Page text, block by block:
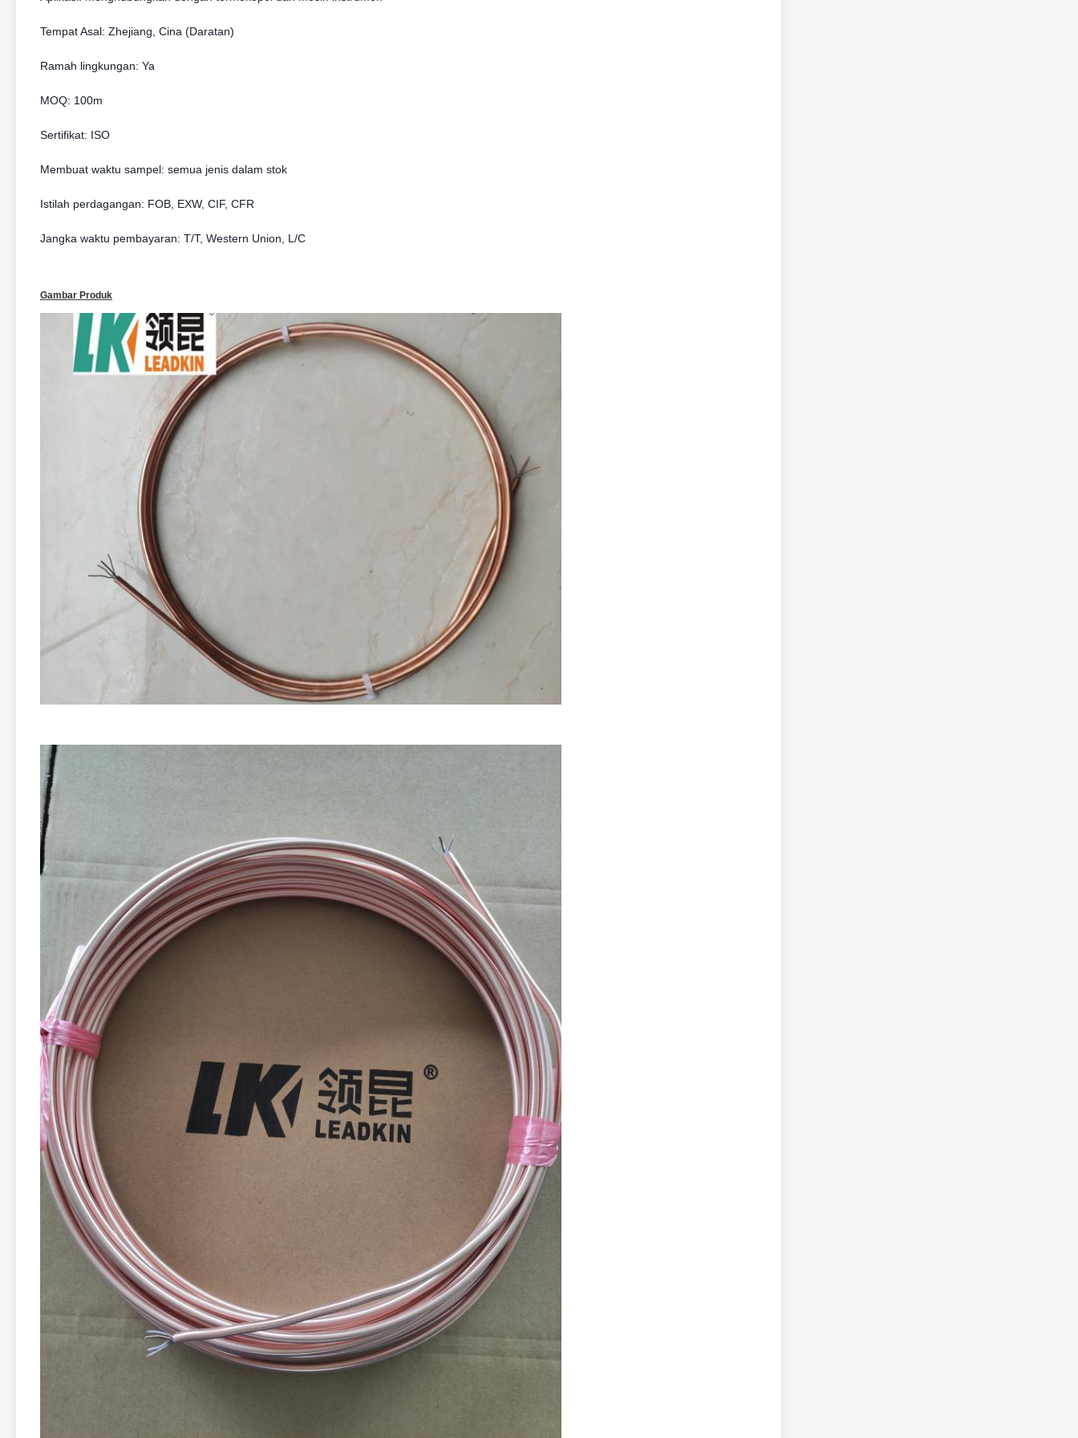
Tempat Asal: Zhejiang, Cina (Daratan)
Ramah lingkungan: Ya
MOQ: 100m
Sertifikat: ISO
Membuat waktu sampel: semua jenis dalam stok
Istilah perdagangan: FOB, EXW, CIF, CFR
Jangka waktu pembayaran: T/T, Western Union, L/C
Gambar Produk